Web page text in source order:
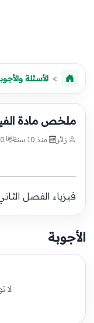
الأسئلة
ملخص مادة
زائر منذ 10 سنة
فيزياء الفصل
الأجوبة
لا